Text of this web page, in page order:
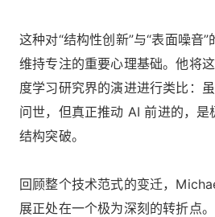
这种对“结构性创新”与“表面噪音
维持专注的重要心理基础。他将
度学习研究界的演进进行类比：
问世，但真正推动 AI 前进的，是
结构突破。
回顾整个技术范式的变迁，
展正处在一个极为深刻的转折点。